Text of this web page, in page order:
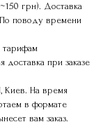
грн). Доставка
поводу времени
тарифам
доставка при заказе
На время
в формате
вам заказ.